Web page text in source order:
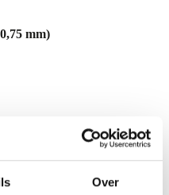
Over
mm)